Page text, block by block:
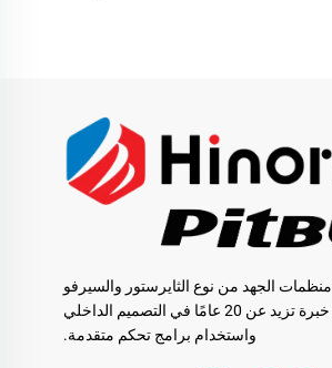
تُصَنِّع Hinorms منظمات الجهد من نوع الثايرستور والسيرفو
والريلاي ولديها خبرة تزيد عن 20 عامًا في التصميم الداخلي
واستخدام برامج تحكم متقدمة.